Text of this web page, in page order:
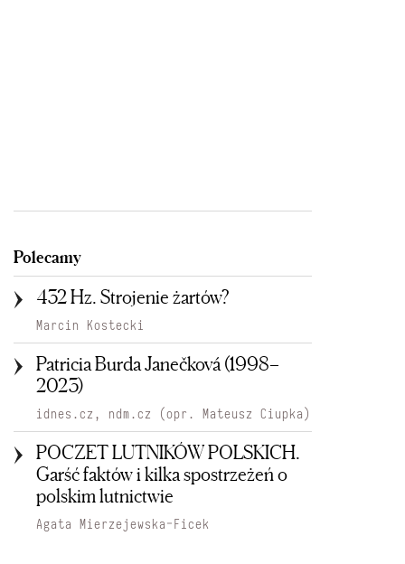
Polecamy
432 Hz. Strojenie żartów?
Marcin Kostecki
Patricia Burda Janečková (1998–
2023)
idnes.cz, ndm.cz (opr. Mateusz Ciupka)
POCZET LUTNIKÓW POLSKICH.
Garść faktów i kilka spostrzeżeń o
polskim lutnictwie
Agata Mierzejewska-Ficek